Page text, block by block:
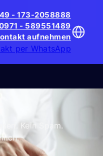
- 173-2058888
- 589551489
aufnehmen
per WhatsApp
Kein Spam.